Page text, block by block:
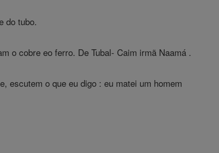
do tubo.
o cobre eo ferro. De Tubal- Caim irmã Naamá .
escutem o que eu digo : eu matei um homem